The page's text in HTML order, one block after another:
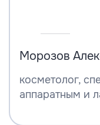
Морозов
косметолог,
аппаратным и